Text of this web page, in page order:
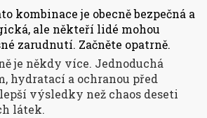
kombinace je obecně bezpečná a
ale někteří lidé mohou
zarudnutí. Začněte opatrně.
je někdy více. Jednoduchá
hydratací a ochranou před
výsledky než chaos deseti
látek.